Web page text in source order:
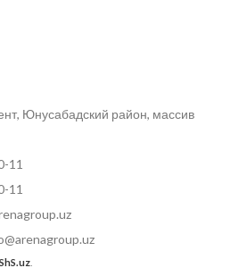
Юнусабадский район, массив
11
11